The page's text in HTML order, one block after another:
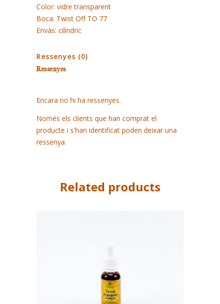
Color: vidre transparent
Boca: Twist Off TO 77
Envàs: cilíndric
Ressenyes (0)
Ressenyes
Encara no hi ha ressenyes.
Només els clients que han comprat el
producte i s'han identificat poden deixar una
ressenya.
Related products